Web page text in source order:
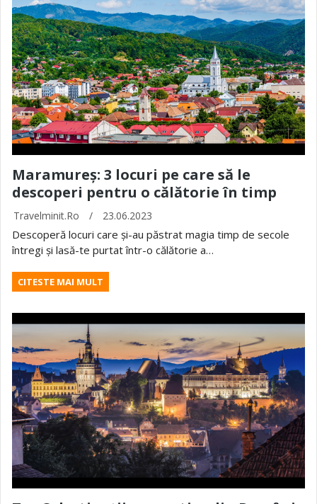
Maramureș: 3 locuri pe care să le
descoperi pentru o călătorie în timp
Travelminit.ro / 23.06.2023
Descoperă locuri care și-au păstrat magia timp de secole
întregi și lasă-te purtat într-o călătorie a…
CITESTE MAI MULT